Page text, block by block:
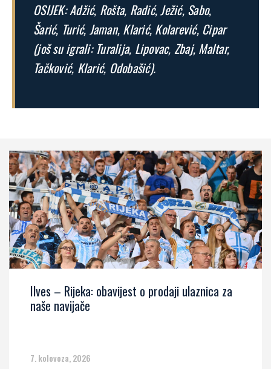
OSIJEK: Adžić, Rošta, Radić, Ježić, Sabo,
Šarić, Turić, Jaman, Klarić, Kolarević, Cipar
(još su igrali: Turalija, Lipovac, Zbaj, Maltar,
Tačković, Klarić, Odobašić).
Ilves – Rijeka: obavijest o prodaji ulaznica za
naše navijače
7. kolovoza, 2026